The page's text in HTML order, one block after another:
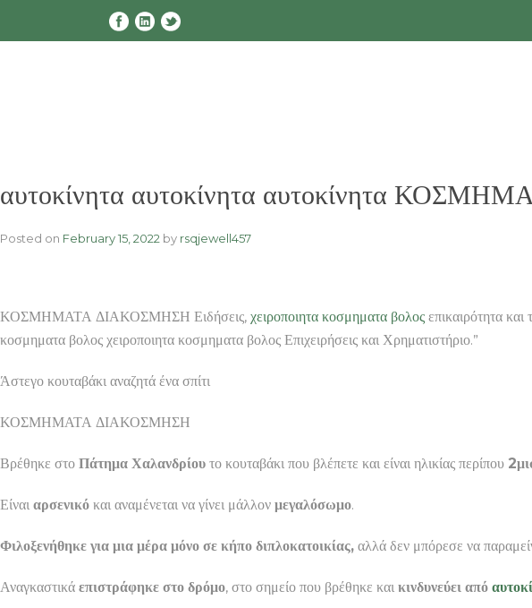
αυτοκίνητα αυτοκίνητα αυτοκίνητα
Posted on February 15, 2022 by rsqjewell457
ΚΟΣΜΗΜΑΤΑ ΔΙΑΚΟΣΜΗΣΗ Ειδήσεις, χειροποιητα κοσμηματα βολος επικαιρότητα
κοσμηματα βολος χειροποιητα κοσμηματα βολος Επιχειρήσεις και Χρηματιστήριο.”
Άστεγο κουταβάκι αναζητά ένα σπίτι
ΚΟΣΜΗΜΑΤΑ ΔΙΑΚΟΣΜΗΣΗ
Βρέθηκε στο Πάτημα Χαλανδρίου το κουταβάκι που βλέπετε και είναι ηλικίας περίπου
Είναι αρσενικό και αναμένεται να γίνει μάλλον μεγαλόσωμο.
Φιλοξενήθηκε για μια μέρα μόνο σε κήπο διπλοκατοικίας, αλλά δεν μπόρεσε να
Αναγκαστικά επιστράφηκε στο δρόμο, στο σημείο που βρέθηκε και κινδυνεύει από